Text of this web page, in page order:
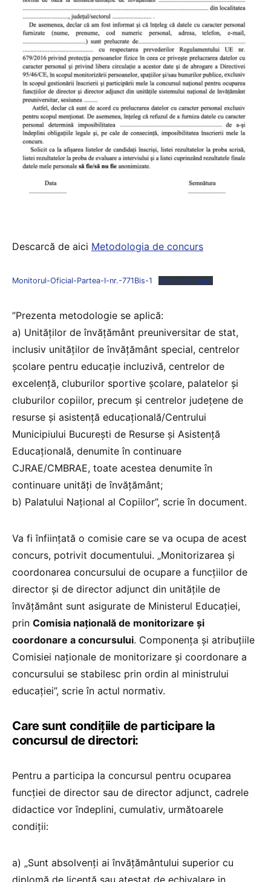
Descarcă de aici Metodologia de concurs
Monitorul-Oficial-Partea-I-nr.-771Bis-1 Descarcă fișier
”Prezenta metodologie se aplică:
a) Unităților de învățământ preuniversitar de stat,
inclusiv unităților de învățământ special, centrelor
școlare pentru educație incluzivă, centrelor de
excelență, cluburilor sportive școlare, palatelor și
cluburilor copiilor, precum și centrelor județene de
resurse și asistență educațională/Centrului
Municipiului București de Resurse și Asistență
Educațională, denumite în continuare
CJRAE/CMBRAE, toate acestea denumite în
continuare unități de învățământ;
b) Palatului Național al Copiilor”, scrie în document.
Va fi înființată o comisie care se va ocupa de acest
concurs, potrivit documentului. „Monitorizarea și
coordonarea concursului de ocupare a funcțiilor de
director și de director adjunct din unitățile de
învățământ sunt asigurate de Ministerul Educației,
prin Comisia națională de monitorizare și
coordonare a concursului. Componența și atribuțiile
Comisiei naționale de monitorizare și coordonare a
concursului se stabilesc prin ordin al ministrului
educației”, scrie în actul normativ.
Care sunt condițiile de participare la
concursul de directori:
Pentru a participa la concursul pentru ocuparea
funcției de director sau de director adjunct, cadrele
didactice vor îndeplini, cumulativ, următoarele
condiții:
a) „Sunt absolvenți ai învățământului superior cu